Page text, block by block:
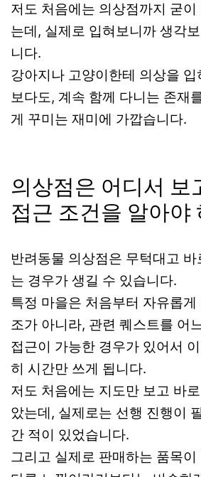
저도 처음에는 의상점까지 굳이
는데, 실제로 입혀보니까 생각
니다.
강아지나 고양이한테 의상을
보다도, 계속 함께 다니는 존재
게 꾸미는 재미에 가깝습니다.
의상점은 어디서 보
접근 조건을 알아야
반려동물 의상점은 무턱대고 바
는 경우가 생길 수 있습니다.
특정 마을은 처음부터 자유롭
조가 아니라, 관련 퀘스트를 어
접근이 가능한 경우가 있어서
히 시간만 쓰게 됩니다.
저도 처음에는 지도만 보고 바
았는데, 실제로는 선행 진행이
간 적이 있었습니다.
그리고 실제로 판매하는 품목이